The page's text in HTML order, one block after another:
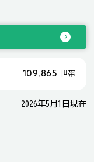
109,865 世帯
2026年5月1日現在